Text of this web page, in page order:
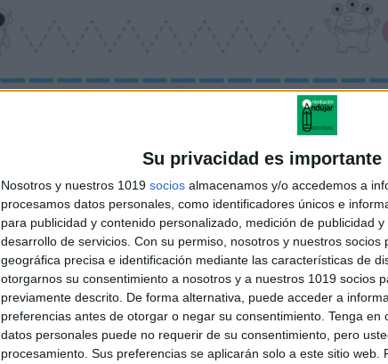
Su privacidad es importante
Nosotros y nuestros 1019 socios almacenamos y/o accedemos a
procesamos datos personales, como identificadores únicos e
para publicidad y contenido personalizado, medición de publicidad
desarrollo de servicios. Con su permiso, nosotros y nuestros socios
geográfica precisa e identificación mediante las características de
otorgarnos su consentimiento a nosotros y a nuestros 1019 socios
previamente descrito. De forma alternativa, puede acceder a
preferencias antes de otorgar o negar su consentimiento. Tenga en
datos personales puede no requerir de su consentimiento, pero
procesamiento. Sus preferencias se aplicarán solo a este sitio